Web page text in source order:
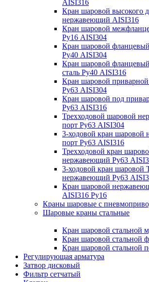
AISI316
Кран шаровой высокого
нержавеющий AISI316
Кран шаровой
Ру16 AISI304
Кран шаровой
Ру40 AISI304
Кран шаровой
сталь Ру40 AISI316
Кран шаровой
Ру63 AISI304
Кран шаровой под
Ру63 AISI316
Трехходовой шаровой
порт Ру63 AISI304
3-ходовой кран
порт Ру63 AISI316
Трехходовой кран
нержавеющий Ру63
3-ходовой кран шаровой
нержавеющий Ру63
Кран шаровой
AISI316 Ру16
Краны шаровые с
Шаровые краны стальные
Кран шаровой стальной
Кран шаровой стальной
Кран шаровой стальной
Регулирующая арматура
Затвор дисковый
Фильтр сетчатый